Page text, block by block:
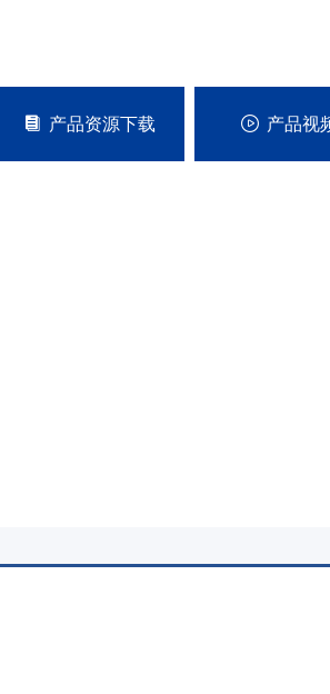
뀴 产品资源下载 ꄤ 产品视